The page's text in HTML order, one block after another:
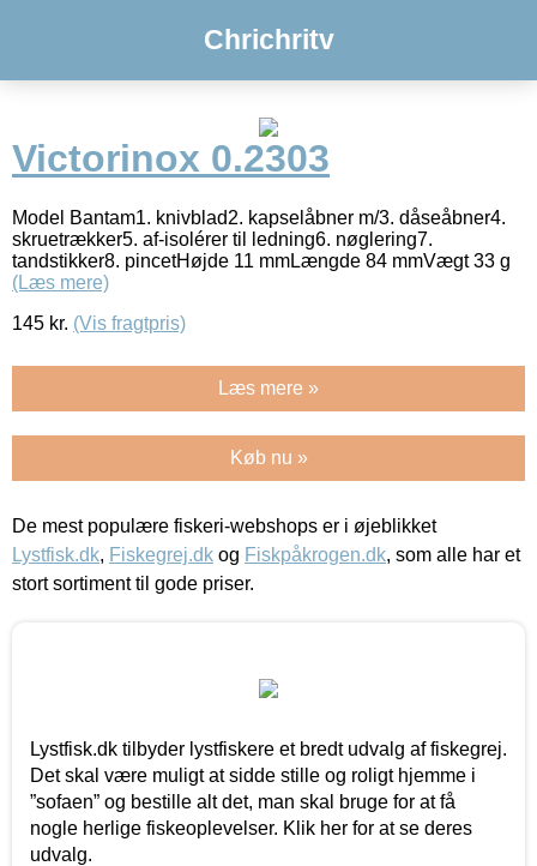
Chrichritv
Victorinox 0.2303
Model Bantam1. knivblad2. kapselåbner m/3. dåseåbner4.
skruetrækker5. af-isolérer til ledning6. nøglering7.
tandstikker8. pincetHøjde 11 mmLængde 84 mmVægt 33 g
(Læs mere)
145 kr. (Vis fragtpris)
Læs mere »
Køb nu »
De mest populære fiskeri-webshops er i øjeblikket
Lystfisk.dk, Fiskegrej.dk og Fiskpåkrogen.dk, som alle har et
stort sortiment til gode priser.
Lystfisk.dk tilbyder lystfiskere et bredt udvalg af fiskegrej.
Det skal være muligt at sidde stille og roligt hjemme i
”sofaen” og bestille alt det, man skal bruge for at få
nogle herlige fiskeoplevelser. Klik her for at se deres
udvalg.